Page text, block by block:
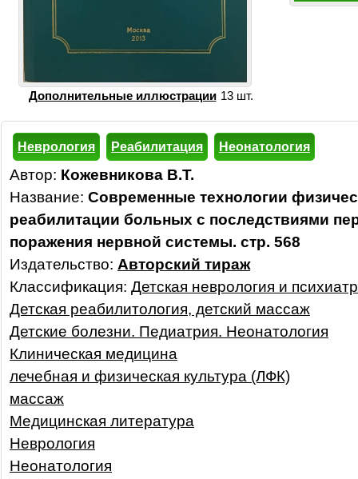
Дополнительные иллюстрации 13 шт.
Неврология Реабилитация Неонатология
Автор: Кожевникова В.Т.
Название: Современные технологии
реабилитации больных с последствиями
поражения нервной системы. стр. 568
Издательство: Авторский тираж
Классификация: Детская неврология и
Детская реабилитология, детский массаж
Детские болезни. Педиатрия. Неонатология
Клиническая медицина
лечебная и физическая культура (ЛФК)
массаж
Медицинская литература
Неврология
Неонатология